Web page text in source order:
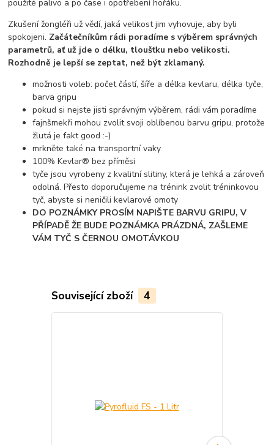
použité palivo a po čase i opotřebení hořáku.
Zkušení žongléři už vědí, jaká velikost jim vyhovuje, aby byli
spokojeni. Začátečníkům rádi poradíme s výběrem správných
parametrů, ať už jde o délku, tloušťku nebo velikosti.
Rozhodně je lepší se zeptat, než být zklamaný.
možnosti voleb: počet částí, šíře a délka kevlaru, délka tyče,
barva gripu
pokud si nejste jisti správným výběrem, rádi vám poradíme
fajnšmekři mohou zvolit svoji oblíbenou barvu gripu, protože
žlutá je fakt good :-)
mrkněte také na transportní vaky
100% Kevlar® bez příměsi
tyče jsou vyrobeny z kvalitní slitiny, která je lehká a zároveň
odolná. Přesto doporučujeme na trénink zvolit tréninkovou
tyč, abyste si neničili kevlarové omoty
DO POZNÁMKY PROSÍM NAPIŠTE BARVU GRIPU, V
PŘÍPADĚ ŽE BUDE POZNÁMKA PRÁZDNÁ, ZAŠLEME
VÁM TYČ S ČERNOU OMOTÁVKOU
Související zboží 4